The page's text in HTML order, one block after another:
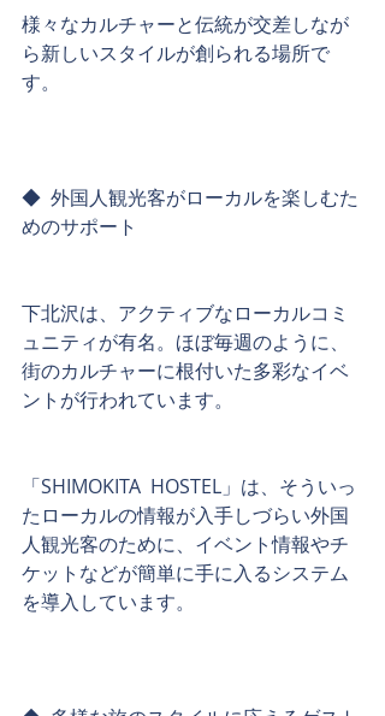
様々なカルチャーと伝統が交差しなが
ら新しいスタイルが創られる場所で
す。
◆  外国人観光客がローカルを楽しむた
めのサポート
下北沢は、アクティブなローカルコミ
ュニティが有名。ほぼ毎週のように、
街のカルチャーに根付いた多彩なイベ
ントが行われています。
「SHIMOKITA  HOSTEL」は、そういっ
たローカルの情報が入手しづらい外国
人観光客のために、イベント情報やチ
ケットなどが簡単に手に入るシステム
を導入しています。